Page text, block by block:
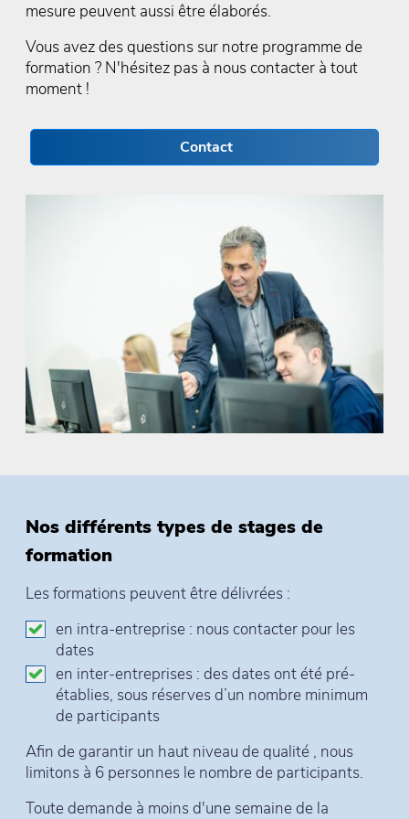
mesure peuvent aussi être élaborés.
Vous avez des questions sur notre programme de
formation ? N'hésitez pas à nous contacter à tout
moment !
Contact
Nos différents types de stages de
formation
Les formations peuvent être délivrées :
en intra-entreprise : nous contacter pour les
dates
en inter-entreprises : des dates ont été pré-
établies, sous réserves d’un nombre minimum
de participants
Afin de garantir un haut niveau de qualité , nous
limitons à 6 personnes le nombre de participants.
Toute demande à moins d'une semaine de la